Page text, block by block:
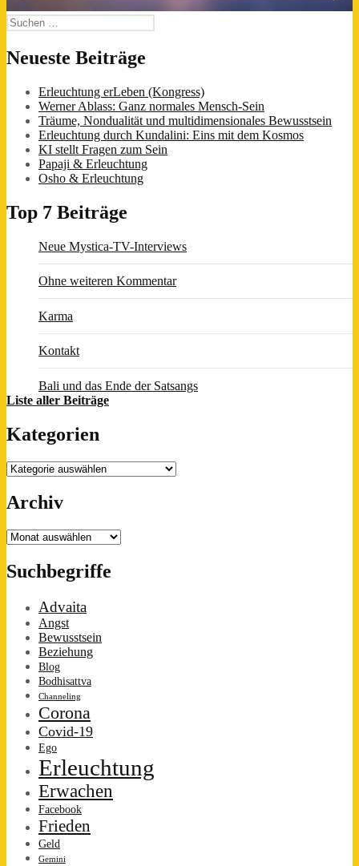
Suchen
nach:
Neueste Beiträge
Erleuchtung erLeben (Kongress)
Werner Ablass: Ganz normales Mensch-Sein
Träume, Nondualität und multidimensionales Bewusstsein
Erleuchtung durch Kundalini: Eins mit dem Kosmos
KI stellt Fragen zum Sein
Papaji & Erleuchtung
Osho & Erleuchtung
Top 7 Beiträge
Neue Mystica-TV-Interviews
Ohne weiteren Kommentar
Karma
Kontakt
Bali und das Ende der Satsangs
Liste aller Beiträge
Kategorien
Kategorien
Archiv
Archiv
Suchbegriffe
Advaita
Angst
Bewusstsein
Beziehung
Blog
Bodhisattva
Channeling
Corona
Covid-19
Ego
Erleuchtung
Erwachen
Facebook
Frieden
Geld
Gemini